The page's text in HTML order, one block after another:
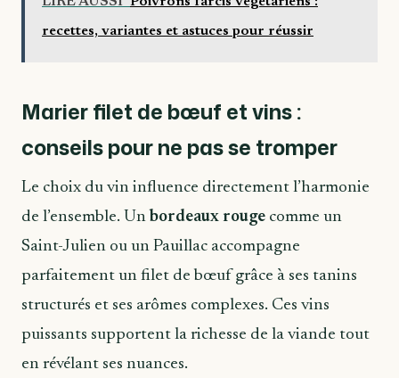
recettes, variantes et astuces pour réussir
Marier filet de bœuf et vins :
conseils pour ne pas se tromper
Le choix du vin influence directement l’harmonie
de l’ensemble. Un bordeaux rouge comme un
Saint-Julien ou un Pauillac accompagne
parfaitement un filet de bœuf grâce à ses tanins
structurés et ses arômes complexes. Ces vins
puissants supportent la richesse de la viande tout
en révélant ses nuances.